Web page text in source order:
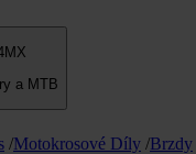
a MTB
/Motokrosové Díly /Brzdy